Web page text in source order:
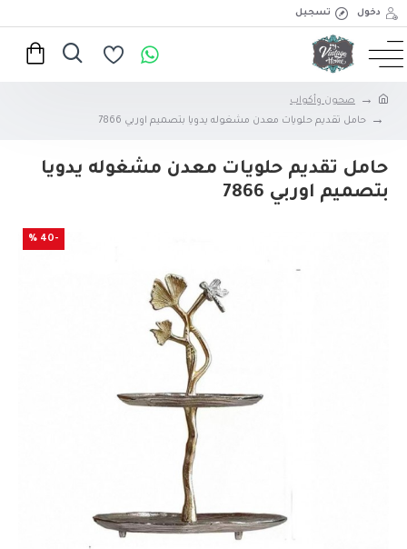
دخول تسجيل
صحون وأكواب
حامل تقديم حلويات معدن مشغوله يدويا بتصميم اوربي 7866
حامل تقديم حلويات معدن مشغوله يدويا
بتصميم اوربي 7866
-40 %